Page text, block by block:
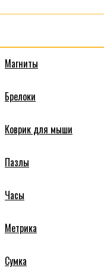
Магниты
Брелоки
Коврик для мыши
Пазлы
Часы
Метрика
Сумка